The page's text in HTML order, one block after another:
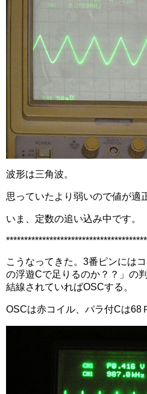
波形は三角波。
思っていたより弱いので値が適
いま、定数の追い込み中です。
こうなってきた。3番ピンには
の浮遊Cで足りるのか？？」の
結線されていればOSCする。
OSCは赤コイル、パラ付Cは68